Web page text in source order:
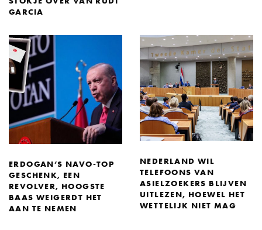
GARCIA
ERDOGAN’S NAVO-TOP
GESCHENK, EEN
REVOLVER, HOOGSTE
BAAS WEIGERDT HET
AAN TE NEMEN
NEDERLAND WIL
TELEFOONS VAN
ASIELZOEKERS BLIJVEN
UITLEZEN, HOEWEL HET
WETTELIJK NIET MAG